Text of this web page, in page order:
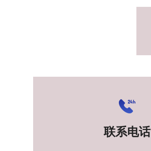
联系电话